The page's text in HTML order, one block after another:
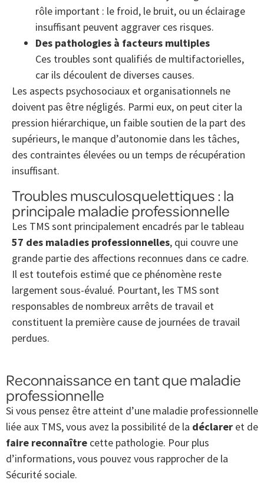
rôle important : le froid, le bruit, ou un éclairage
insuffisant peuvent aggraver ces risques.
Des pathologies à facteurs multiples
Ces troubles sont qualifiés de multifactorielles,
car ils découlent de diverses causes.
Les aspects psychosociaux et organisationnels ne
doivent pas être négligés. Parmi eux, on peut citer la
pression hiérarchique, un faible soutien de la part des
supérieurs, le manque d’autonomie dans les tâches,
des contraintes élevées ou un temps de récupération
insuffisant.
Troubles musculosquelettiques : la
principale maladie professionnelle
Les TMS sont principalement encadrés par le tableau
57 des maladies professionnelles, qui couvre une
grande partie des affections reconnues dans ce cadre.
Il est toutefois estimé que ce phénomène reste
largement sous-évalué. Pourtant, les TMS sont
responsables de nombreux arrêts de travail et
constituent la première cause de journées de travail
perdues.
Reconnaissance en tant que maladie
professionnelle
Si vous pensez être atteint d’une maladie professionnelle
liée aux TMS, vous avez la possibilité de la déclarer et de
faire reconnaître cette pathologie. Pour plus
d’informations, vous pouvez vous rapprocher de la
Sécurité sociale.